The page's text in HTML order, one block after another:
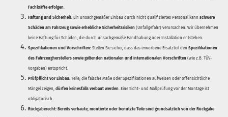
Fachkräfte erfolgen.
Haftung und Sicherheit: Ein unsachgemäßer Einbau durch nicht qualifiziertes Personal kann schwere
Schäden am Fahrzeug sowie erhebliche Sicherheitsrisiken (Unfallgefahr) verursachen. Wir übernehmen
keine Haftung für Schäden, die durch unsachgemäße Handhabung oder Installation entstehen.
Spezifikationen und Vorschriften: Stellen Sie sicher, dass das erworbene Ersatzteil den Spezifikationen
des Fahrzeugherstellers sowie geltenden nationalen und internationalen Vorschriften (wie z.B. TÜV-
Vorgaben) entspricht.
Prüfpflicht vor Einbau: Teile, die falsche Maße oder Spezifikationen aufweisen oder offensichtliche
Mängel zeigen, dürfen keinesfalls verbaut werden. Eine Sicht- und Maßprüfung vor der Montage ist
obligatorisch.
Rückgaberecht: Bereits verbaute, montierte oder benutzte Teile sind grundsätzlich von der Rückgabe